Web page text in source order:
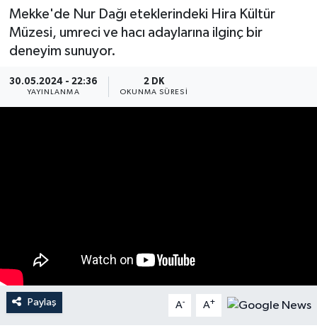
Mekke'de Nur Dağı eteklerindeki Hira Kültür
Müzesi, umreci ve hacı adaylarına ilginç bir
deneyim sunuyor.
30.05.2024 - 22:36
YAYINLANMA
2 DK
OKUNMA SÜRESI
Paylaş A- A+
Aksaray Müftülüğü
Amasya Müftülüğü
Aydın Müftülüğü
Balıkesir Müftülüğü
Diyanet Bilgi
Diyanet Takvimi
Mukabele
Peygamberimizin Hayatı
Basında Bugün
DİYANET eKİTAP
DİYANET GENÇLİK
DİYANET RADYO/TV
Süper Lig Puan Durumu ve Fikstür
Tüm Manşetler